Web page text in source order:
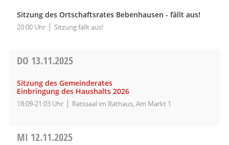
Sitzung des Ortschaftsrates Bebenhausen - fällt aus!
20:00 Uhr Sitzung fällt aus!
DO 13.11.2025
Sitzung des Gemeinderates
Einbringung des Haushalts 2026
18:09-21:03 Uhr Ratssaal im Rathaus, Am Markt 1
MI 12.11.2025